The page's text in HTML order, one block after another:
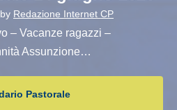
by Redazione Internet CP
– Vacanze ragazzi –
Assunzione…
Pastorale